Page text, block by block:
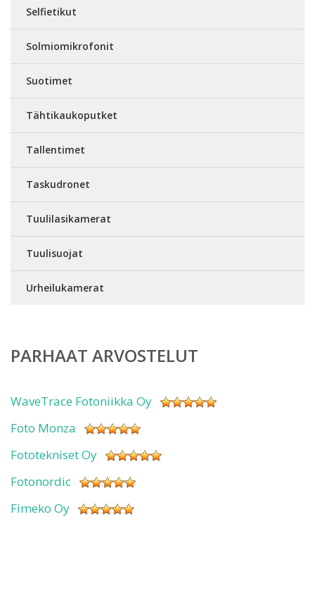
Selfietikut
Solmiomikrofonit
Suotimet
Tähtikaukoputket
Tallentimet
Taskudronet
Tuulilasikamerat
Tuulisuojat
Urheilukamerat
PARHAAT ARVOSTELUT
WaveTrace Fotoniikka Oy
Foto Monza
Fototekniset Oy
Fotonordic
Fimeko Oy